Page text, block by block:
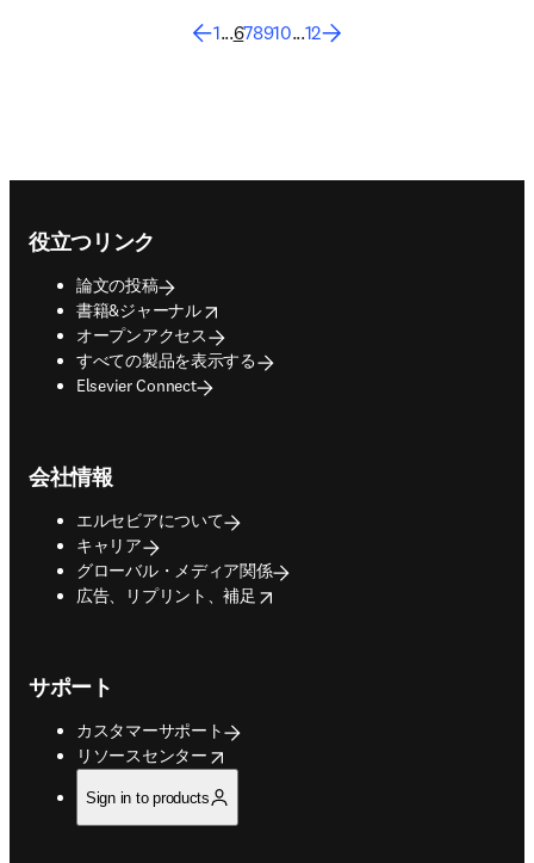
1...678910...12
役立つリンク
論文の投稿
書籍&ジャーナル
opens in new tab/window
オープンアクセス
すべての製品を表示する
Elsevier Connect
会社情報
エルセビアについて
キャリア
グローバル・メディア関係
広告、リプリント、補足
opens in new tab/window
サポート
カスタマーサポート
リソースセンター
opens in new tab/window
Sign in to products